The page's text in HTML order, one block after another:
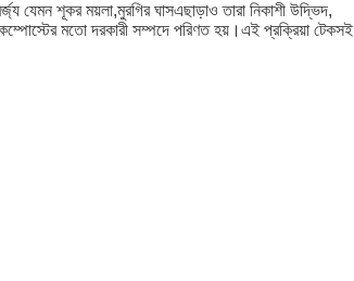
যেমন শূকর ময়লা,মুরগির ঘাসএছাড়াও তারা নিকাশী উদ্ভিদ,
কম্পোস্টের মতো দরকারী সম্পদে পরিণত হয়।এই প্রক্রিয়া টেকসই